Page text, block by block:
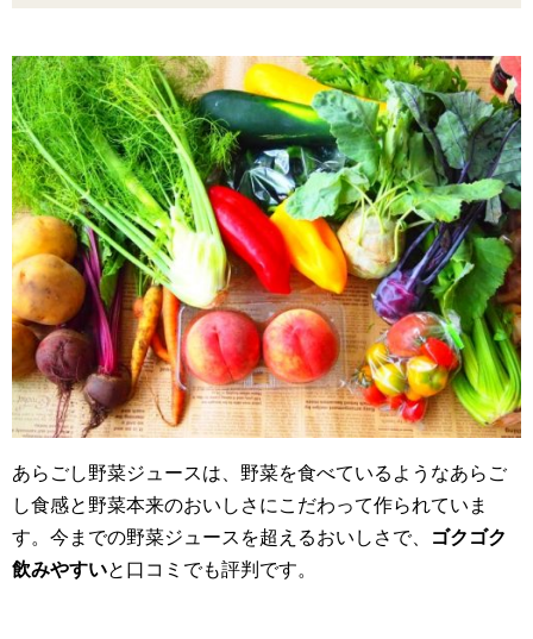
あらごし野菜ジュースは、野菜を食べているようなあらご
し食感と野菜本来のおいしさにこだわって作られていま
す。今までの野菜ジュースを超えるおいしさで、
ゴクゴク
飲みやすいと口コミでも評判です。